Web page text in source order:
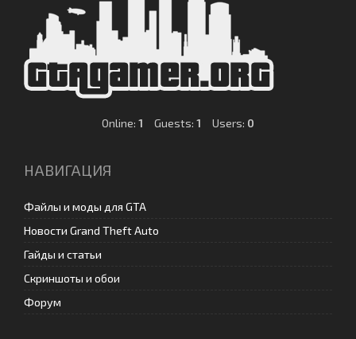
Online: 1 Guests: 1 Users: 0
НАВИГАЦИЯ
Файлы и моды для GTA
Новости Grand Theft Auto
Гайды и статьи
Скриншоты и обои
Форум